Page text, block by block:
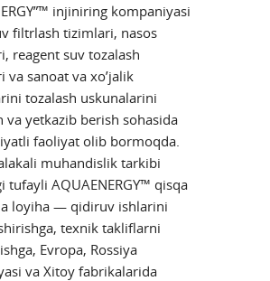
injiniring kompaniyasi
filtrlash tizimlari, nasos
reagent suv tozalash
va sanoat va xo’jalik
tozalash uskunalarini
va yetkazib berish sohasida
faoliyat olib bormoqda.
muhandislik tarkibi
tufayli AQUAENERGY™ qisqa
loyiha — qidiruv ishlarini
texnik takliflarni
Evropa, Rossiya
va Xitoy fabrikalarida